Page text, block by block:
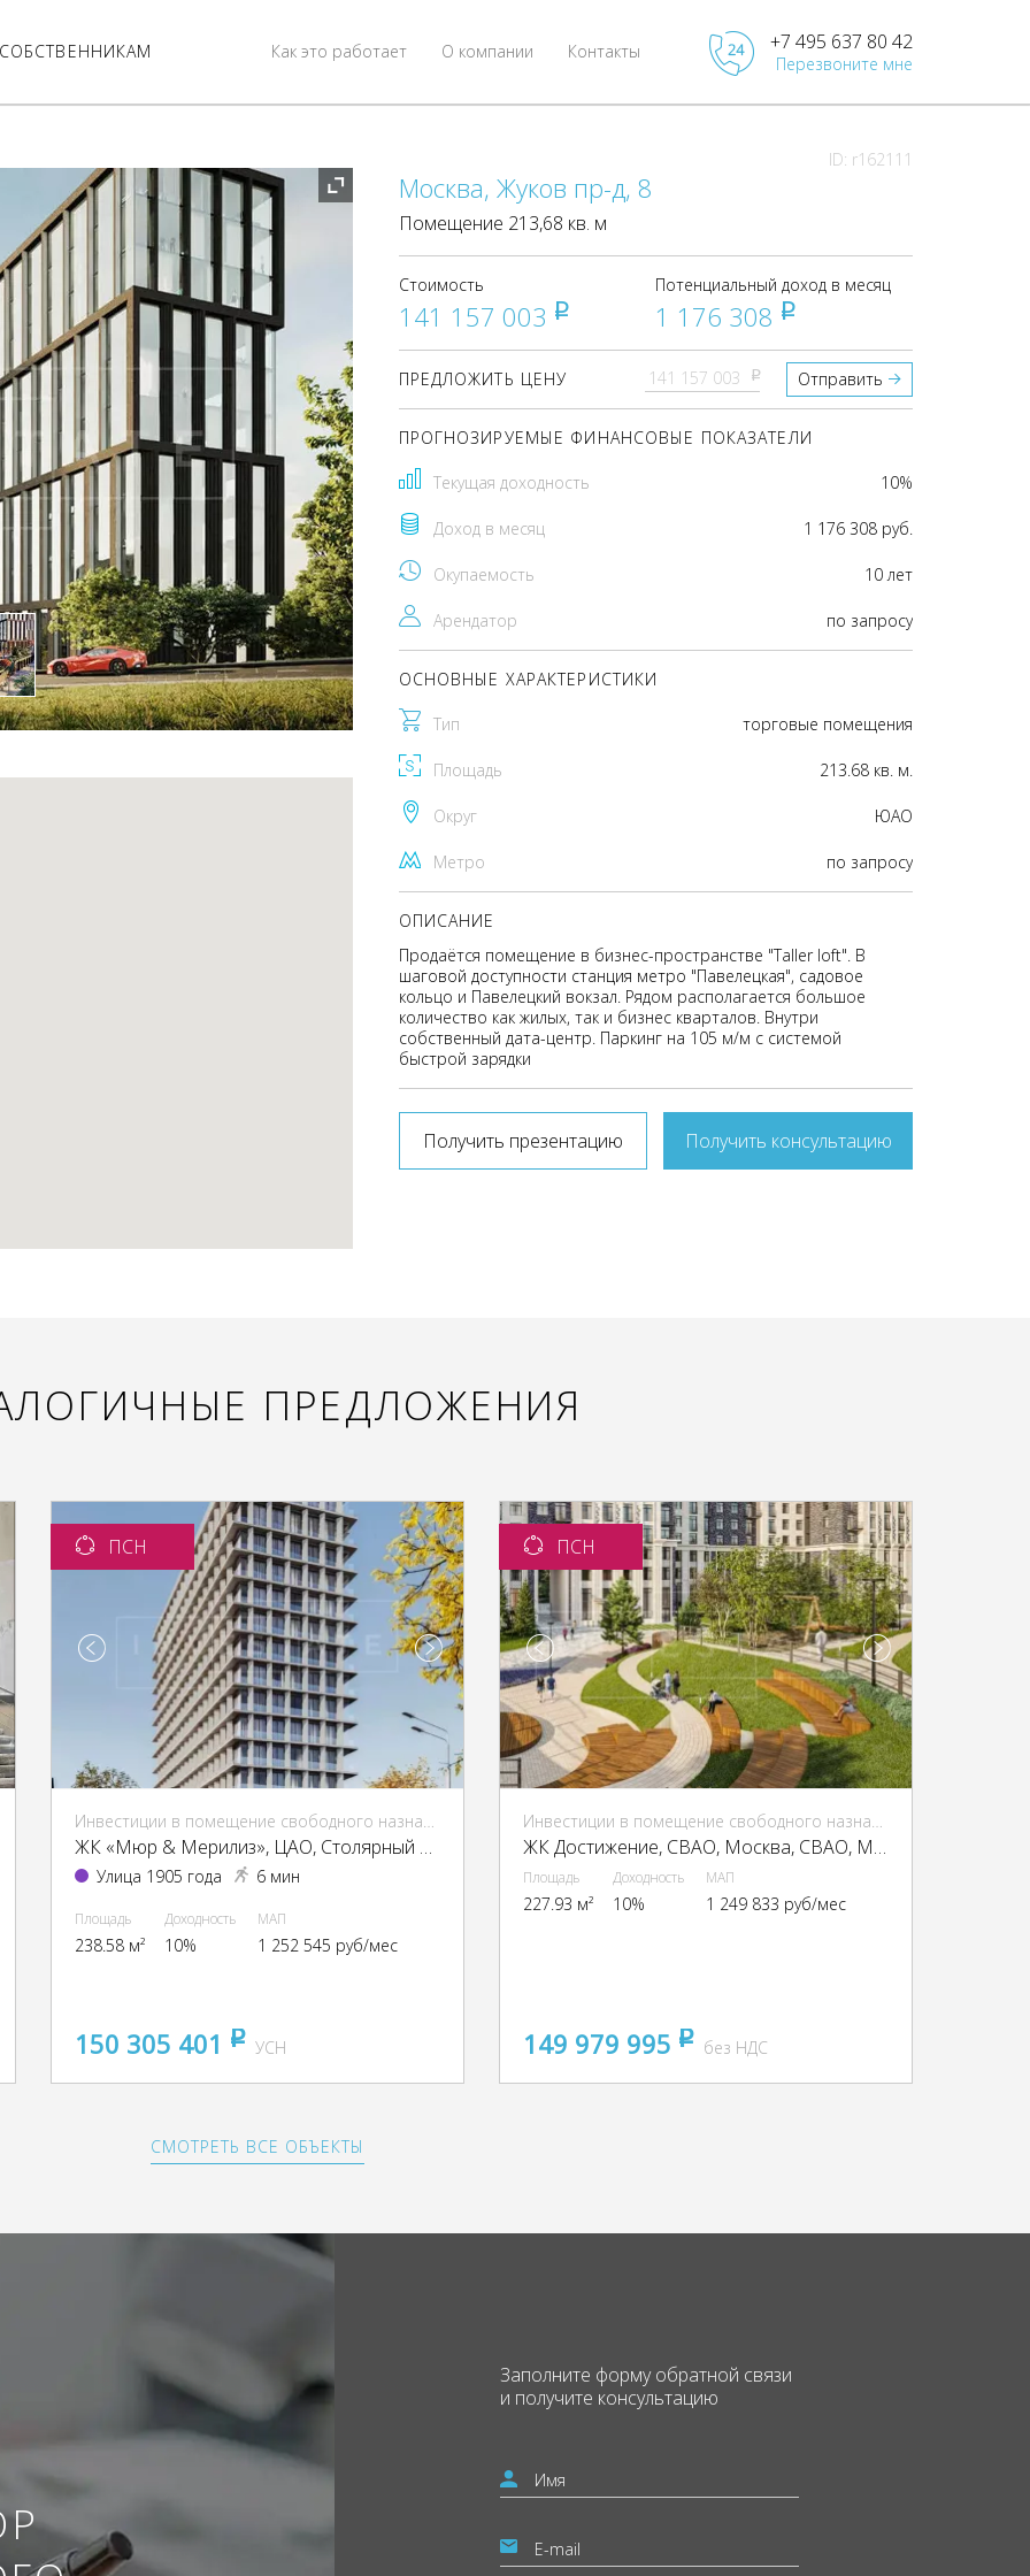
Контакты
О компании
Как это работает +7 495 637 80 42
Перезвоните мне
ID: r162111
Москва, Жуков пр-д, 8
Помещение 213,68 кв. м
Стоимость
141 157 003 pуб
Потенциальный доход в месяц
1 176 308 pуб
ПРЕДЛОЖИТЬ ЦЕНУ pуб Отправить
ПРОГНОЗИРУЕМЫЕ ФИНАНСОВЫЕ ПОКАЗАТЕЛИ
Текущая доходность 10%
Доход в месяц 1 176 308 руб.
Окупаемость 10 лет
Арендатор по запросу
ОСНОВНЫЕ ХАРАКТЕРИСТИКИ
Тип торговые помещения
Площадь 213.68 кв. м.
Округ ЮАО
Метро по запросу
ОПИСАНИЕ
Продаётся помещение в бизнес-пространстве "Taller loft". В
шаговой доступности станция метро "Павелецкая", садовое
кольцо и Павелецкий вокзал. Рядом располагается большое
количество как жилых, так и бизнес кварталов. Внутри
собственный дата-центр. Паркинг на 105 м/м с системой
быстрой зарядки
Получить презентацию Получить консультацию
ПРЕДЛОЖЕНИЯ
ПСН
Инвестиции в помещение свободного назначения (ПСН)
ЖК «Мюр & Мерилиз», ЦАО, Столярный пер., 3, кор. 6
Улица 1905 года 6 мин
Площадь
238.58 м²
Доходность
10%
МАП
1 252 545 руб/мес
150 305 401 pуб
УСН
ПСН
Инвестиции в помещение свободного назначения (ПСН)
ЖК Достижение, CВАО, Москва, СВАО, Марфино, улица Академика Королева, 21
Площадь
227.93 м²
Доходность
10%
МАП
1 249 833 руб/мес
149 979 995 pуббез НДС
СМОТРЕТЬ ВСЕ ОБЪЕКТЫ
Заполните формуобратной связи
и получите консультацию